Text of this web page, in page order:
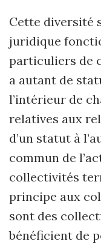
Cette diversité
juridique
particuliers de
a autant de
l’intérieur de
relatives aux
d’un statut à
commun de
collectivités
principe aux
sont des
bénéficient de